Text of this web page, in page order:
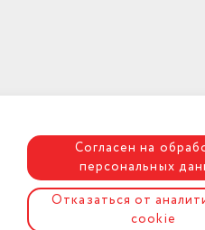
Согласен на
персональных
Отказаться от
cookie